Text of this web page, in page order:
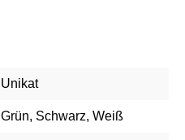
Unikat
Grün, Schwarz, Weiß